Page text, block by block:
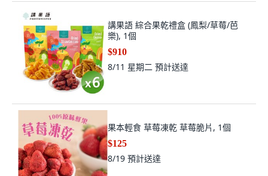
講果語 綜合果乾禮盒 (鳳梨/草莓/芭
樂), 1個
$910
8/11 星期二 預計送達
果本輕食 草莓凍乾 草莓脆片, 1個
$125
8/19 預計送達